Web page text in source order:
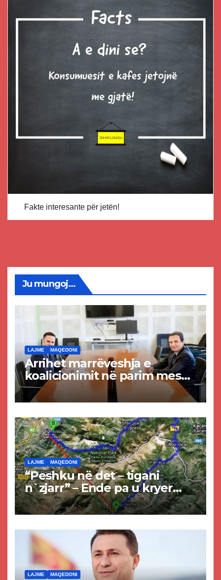
Fakte interesante për jetën!
Ju mungoj...
LAJME MAQEDONI
Arrihet marrëveshja e
koalicionimit në parim mes
Kurtit dhe Abdixhikut
LAJME MAQEDONI
“Peshku në det – tigani
n`zjarr” – Ende pa u kryer
projekti i tunelit, komuna e
Tetovës nis punimet për
LAJME MAQEDONI